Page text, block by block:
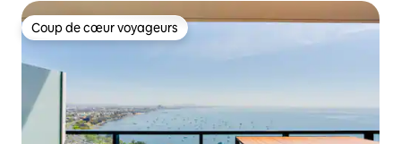
Coup de cœur voyageurs
Coup de cœur voyageurs